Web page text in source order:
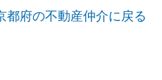
都府の不動産仲介に戻る